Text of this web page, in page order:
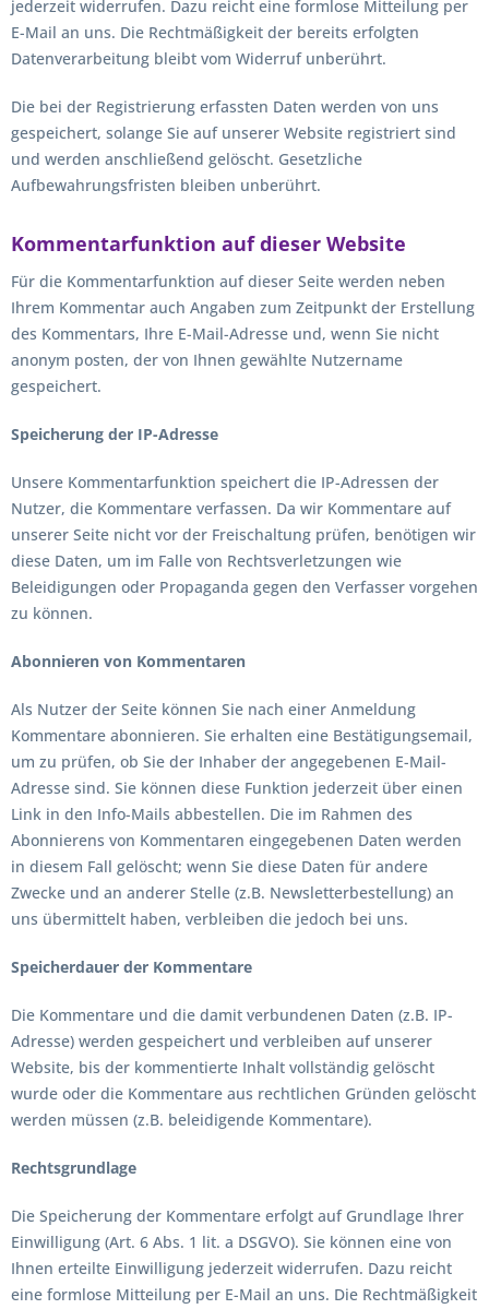
jederzeit widerrufen. Dazu reicht eine formlose Mitteilung per
E-Mail an uns. Die Rechtmäßigkeit der bereits erfolgten
Datenverarbeitung bleibt vom Widerruf unberührt.
Die bei der Registrierung erfassten Daten werden von uns
gespeichert, solange Sie auf unserer Website registriert sind
und werden anschließend gelöscht. Gesetzliche
Aufbewahrungsfristen bleiben unberührt.
Kommentarfunktion auf dieser Website
Für die Kommentarfunktion auf dieser Seite werden neben
Ihrem Kommentar auch Angaben zum Zeitpunkt der Erstellung
des Kommentars, Ihre E-Mail-Adresse und, wenn Sie nicht
anonym posten, der von Ihnen gewählte Nutzername
gespeichert.
Speicherung der IP-Adresse
Unsere Kommentarfunktion speichert die IP-Adressen der
Nutzer, die Kommentare verfassen. Da wir Kommentare auf
unserer Seite nicht vor der Freischaltung prüfen, benötigen wir
diese Daten, um im Falle von Rechtsverletzungen wie
Beleidigungen oder Propaganda gegen den Verfasser vorgehen
zu können.
Abonnieren von Kommentaren
Als Nutzer der Seite können Sie nach einer Anmeldung
Kommentare abonnieren. Sie erhalten eine Bestätigungsemail,
um zu prüfen, ob Sie der Inhaber der angegebenen E-Mail-
Adresse sind. Sie können diese Funktion jederzeit über einen
Link in den Info-Mails abbestellen. Die im Rahmen des
Abonnierens von Kommentaren eingegebenen Daten werden
in diesem Fall gelöscht; wenn Sie diese Daten für andere
Zwecke und an anderer Stelle (z.B. Newsletterbestellung) an
uns übermittelt haben, verbleiben die jedoch bei uns.
Speicherdauer der Kommentare
Die Kommentare und die damit verbundenen Daten (z.B. IP-
Adresse) werden gespeichert und verbleiben auf unserer
Website, bis der kommentierte Inhalt vollständig gelöscht
wurde oder die Kommentare aus rechtlichen Gründen gelöscht
werden müssen (z.B. beleidigende Kommentare).
Rechtsgrundlage
Die Speicherung der Kommentare erfolgt auf Grundlage Ihrer
Einwilligung (Art. 6 Abs. 1 lit. a DSGVO). Sie können eine von
Ihnen erteilte Einwilligung jederzeit widerrufen. Dazu reicht
eine formlose Mitteilung per E-Mail an uns. Die Rechtmäßigkeit